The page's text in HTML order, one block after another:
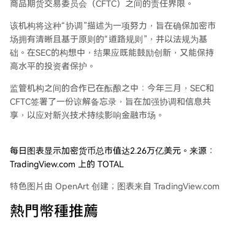
商品期货交易委员会（CFTC）之间的责任界限。
该机构将这种“协调”描述为一项努力，旨在确保加密市
场拥有清晰且基于原则的“道路规则”，并以法规为基
础。在SEC的构想中，结果应既能鼓励创新，又能保持
高水平的投资者保护 。
监管机构之间的合作已在酝酿之中：今年三月，SEC和
CFTC签署了一份谅解备忘录，旨在加强协调和信息共
享，以应对新兴技术持续影响金融市场。
每日图表显示加密货币总市值达2.26万亿美元。来源：
TradingView.com 上的 TOTAL
特色图片由 OpenArt 创建；图表来自 TradingView.com
熱門幣種推薦